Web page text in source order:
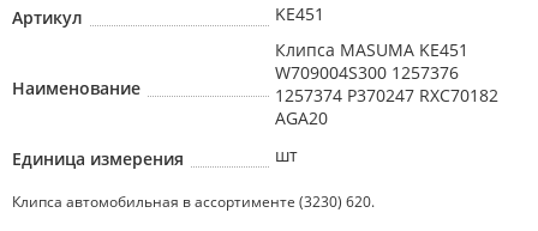
Артикул KE451
Наименование
Клипса MASUMA KE451
W709004S300 1257376
1257374 P370247 RXC70182
AGA20
Единица измерения
шт
Клипса автомобильная в ассортименте (3230) 620.